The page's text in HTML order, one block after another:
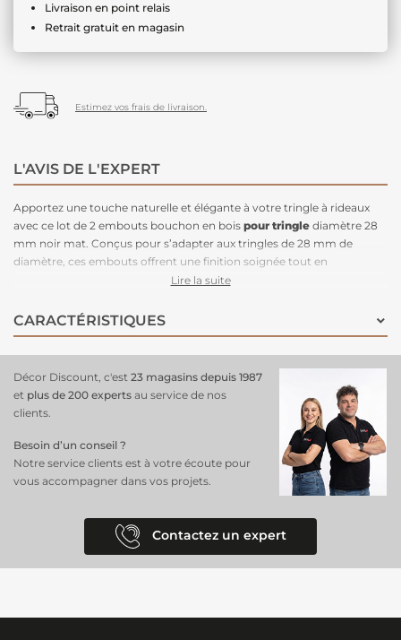
Livraison en point relais
Retrait gratuit en magasin
Estimez vos frais de livraison.
L'AVIS DE L'EXPERT
Apportez une touche naturelle et élégante à votre tringle à rideaux
avec ce lot de 2 embouts bouchon en bois pour tringle diamètre 28
mm noir mat. Conçus pour s’adapter aux tringles de 28 mm de
diamètre, ces embouts offrent une finition soignée tout en
fixation stable. Leur design en bouchon apporte
scandinave ou industrielle. Fabriqués en bois, ils allient robustesse et
esthétisme, tandis que leur finition noir mat assure une parfaite
fixent aux extrémités de la tringle, empêchant les rideaux de glisser
tout en sublimant votre habillage de fenêtre avec raffinement.
Lire la suite
CARACTÉRISTIQUES
Décor Discount, c'est 23 magasins depuis 1987
et plus de 200 experts au service de nos
clients.
Besoin d’un conseil ?
Notre service clients est à votre écoute pour
vous accompagner dans vos projets.
Contactez un expert